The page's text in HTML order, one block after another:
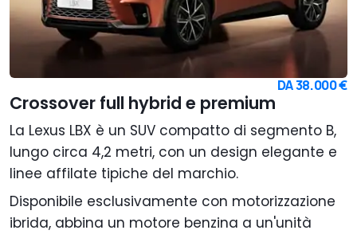
DA38.000 €
Crossover full hybrid e premium
La Lexus LBX è un SUV compatto di segmento B,
lungo circa 4,2 metri, con un design elegante e
linee affilate tipiche del marchio.
Disponibile esclusivamente con motorizzazione
ibrida, abbina un motore benzina a un'unità